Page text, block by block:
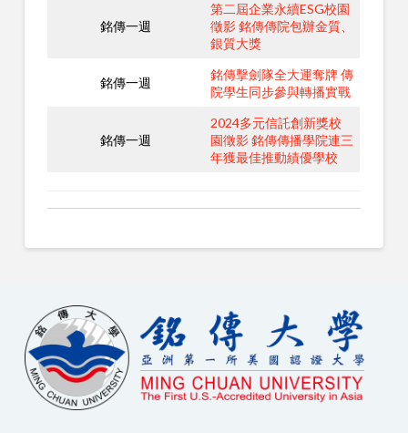
銘傳一週
第二屆企業永續ESG校園
徵影 銘傳傳院包辦金質、
銀質大獎
銘傳一週
銘傳擊劍隊全大運奪牌 傳
院學生同步參與轉播實戰
銘傳一週
2024多元信託創新獎校
園徵影 銘傳傳播學院連三
年獲最佳推動績優學校